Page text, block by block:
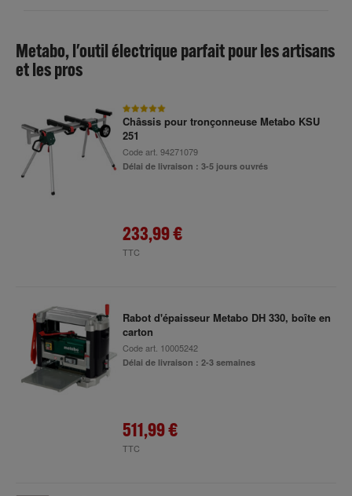
Metabo, l'outil électrique parfait pour les artisans
et les pros
Châssis pour tronçonneuse Metabo KSU
251
Code art. 94271079
Délai de livraison : 3-5 jours ouvrés
233,99 €
TTC
Rabot d'épaisseur Metabo DH 330, boîte en
carton
Code art. 10005242
Délai de livraison : 2-3 semaines
511,99 €
TTC